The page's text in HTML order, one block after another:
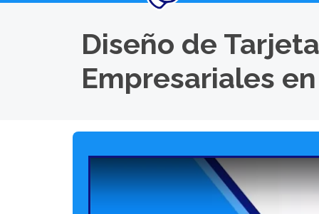
Diseño de
Empresariales